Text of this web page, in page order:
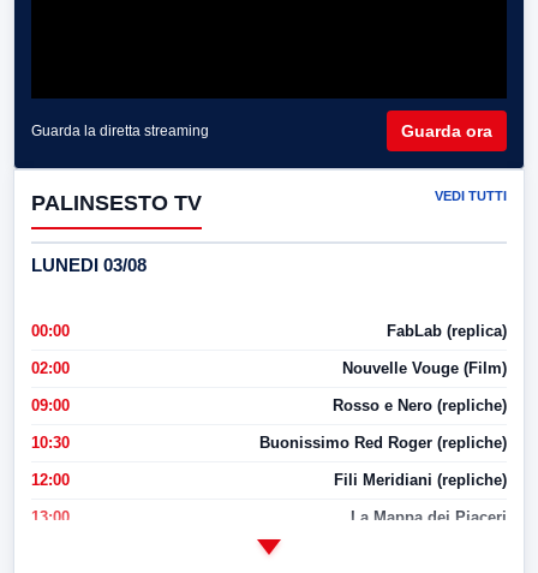
Guarda la diretta streaming Guarda ora
PALINSESTO TV VEDI TUTTI
LUNEDI 03/08
00:00 FabLab (replica)
02:00 Nouvelle Vouge (Film)
09:00 Rosso e Nero (repliche)
10:30 Buonissimo Red Roger (repliche)
12:00 Fili Meridiani (repliche)
13:00 La Mappa dei Piaceri